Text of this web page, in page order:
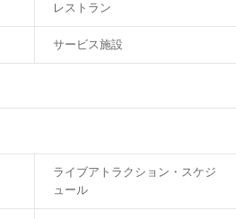
レストラン
サービス施設
ライブアトラクション・スケジ
ュール